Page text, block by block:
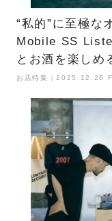
“私的”に至極
Mobile SS
とお酒を楽しめ
お店特集｜2025.12.26